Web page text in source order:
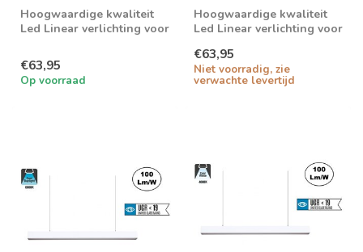
Hoogwaardige kwaliteit
Led Linear verlichting voor
werkplaatsen en...
€63,95
Op voorraad
Hoogwaardige kwaliteit
Led Linear verlichting voor
werkplaatsen en...
€63,95
Niet voorradig, zie
verwachte levertijd